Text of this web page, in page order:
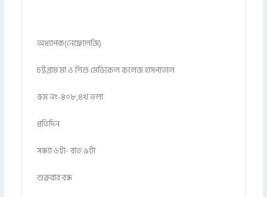
অধ্যাপক(নেফ্রোলজি)
চট্টগ্রাম মা ও শিশু মেডিকেল কলেজ হাসপাতাল
রুম নং-৪০৮,৪থ তলা
প্রতিদিন
সন্ধ্যা ৬টা- রাত ৯টা
শুক্রবার বন্ধ